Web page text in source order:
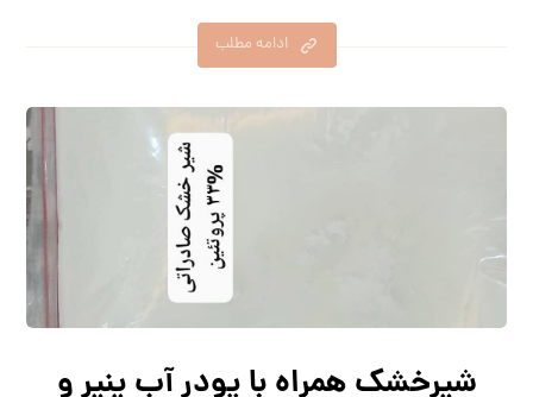
ادامه مطلب
شیرخشک همراه با پودر آب پنیر و